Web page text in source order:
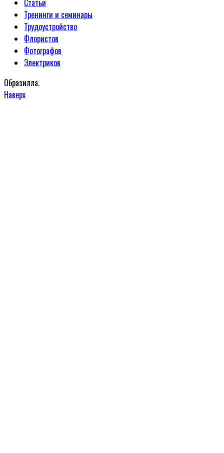
Статьи
Тренинги и семинары
Трудоустройство
Флористов
Фотографов
Электриков
Образилла.
Наверх